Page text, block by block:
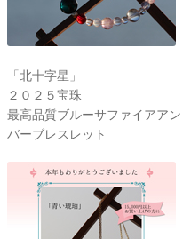
「北十字星」
２０２５宝珠
最高品質ブルーサファイアアン
バーブレスレット